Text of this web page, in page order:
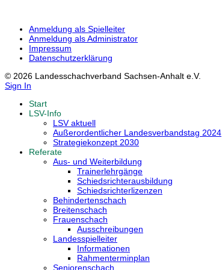
Anmeldung als Spielleiter
Anmeldung als Administrator
Impressum
Datenschutzerklärung
© 2026 Landesschachverband Sachsen-Anhalt e.V.
Sign In
Start
LSV-Info
LSV aktuell
Außerordentlicher Landesverbandstag 2024
Strategiekonzept 2030
Referate
Aus- und Weiterbildung
Trainerlehrgänge
Schiedsrichterausbildung
Schiedsrichterlizenzen
Behindertenschach
Breitenschach
Frauenschach
Ausschreibungen
Landesspielleiter
Informationen
Rahmenterminplan
Seniorenschach